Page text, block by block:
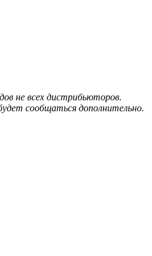
не всех дистрибьюторов.
сообщаться дополнительно.